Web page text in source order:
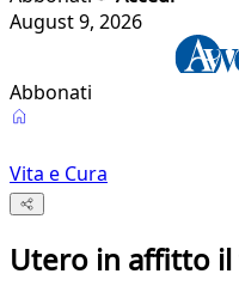
August 9, 2026
Abbonati
Vita e Cura
Utero in affitto